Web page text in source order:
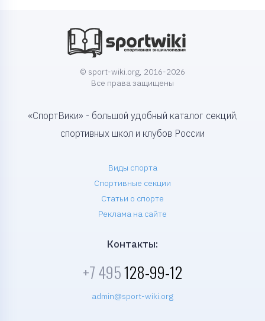
© sport-wiki.org, 2016-2026
Все права защищены
«СпортВики» - большой удобный каталог секций,
спортивных школ и клубов России
Виды спорта
Спортивные секции
Статьи о спорте
Реклама на сайте
Контакты:
+7 495128-99-12
admin@sport-wiki.org